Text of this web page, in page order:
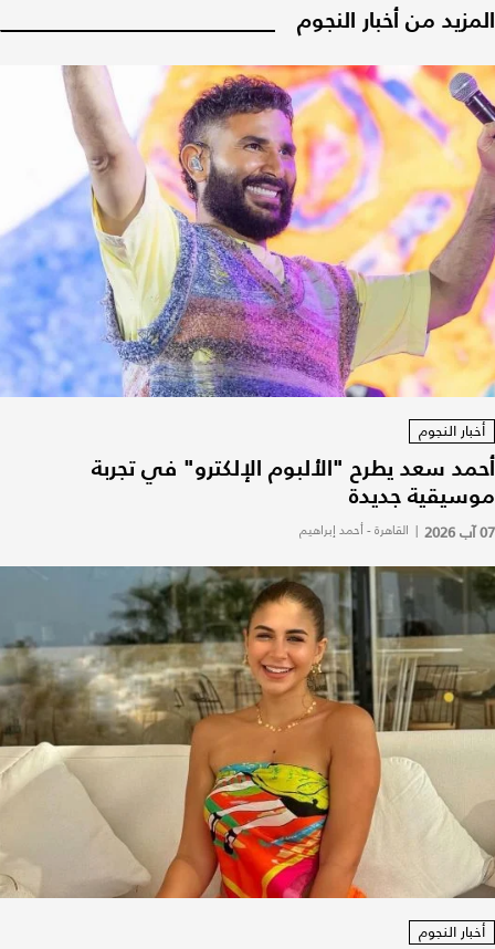
المزيد من أخبار النجوم
أخبار النجوم
أحمد سعد يطرح "الألبوم الإلكترو" في تجربة
موسيقية جديدة
07 آب 2026 | القاهرة - أحمد إبراهيم
أخبار النجوم